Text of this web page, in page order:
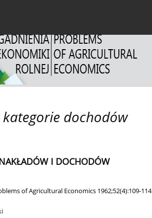
kategorie dochodów
I DOCHODÓW
of Agricultural Economics 1962;52(4):109-114